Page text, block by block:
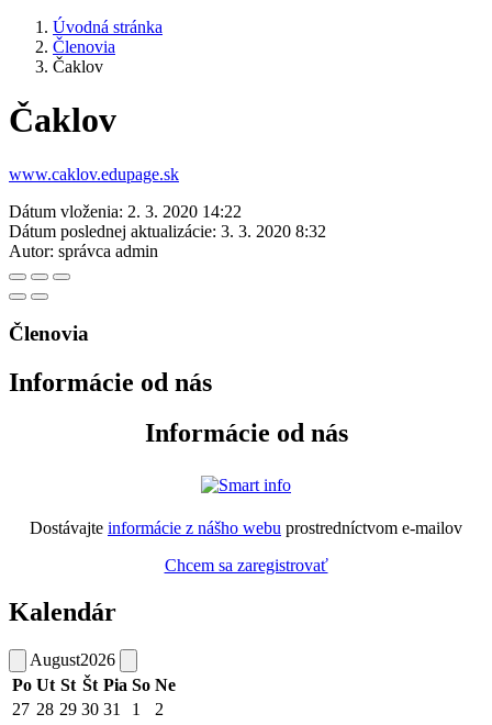
Úvodná stránka
Členovia
Čaklov
Čaklov
www.caklov.edupage.sk
Dátum vloženia: 2. 3. 2020 14:22
Dátum poslednej aktualizácie: 3. 3. 2020 8:32
Autor: správca admin
Členovia
Informácie od nás
Informácie od nás
Dostávajte informácie z nášho webu prostredníctvom e-mailov
Chcem sa zaregistrovať
Kalendár
August2026
Po Ut St Št Pia So Ne
27 28 29 30 31 1
2